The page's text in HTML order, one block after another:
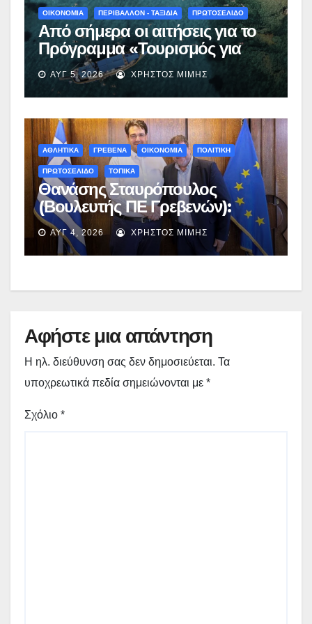
ΟΙΚΟΝΟΜΙΑ ΠΕΡΙΒΑΛΛΟΝ - ΤΑΞΙΔΙΑ ΠΡΩΤΟΣΕΛΙΔΟ
Από σήμερα οι αιτήσεις για το
Πρόγραμμα «Τουρισμός για
Όλους 2026-2027» – Πότε λήγει
η προσθεσμία
ΑΥΓ 5, 2026 ΧΡΉΣΤΟΣ ΜΊΜΗΣ
ΑΘΛΗΤΙΚΑ ΓΡΕΒΕΝΑ ΟΙΚΟΝΟΜΙΑ ΠΟΛΙΤΙΚΗ
ΠΡΩΤΟΣΕΛΙΔΟ ΤΟΠΙΚΑ
Θανάσης Σταυρόπουλος
(Βουλευτής ΠΕ Γρεβενών):
Έκτακτη χρηματοδότηση
400.000€ για επιπλέον
εργασίες στο Δημοτικό Στάδιο
ΑΥΓ 4, 2026 ΧΡΉΣΤΟΣ ΜΊΜΗΣ
Αφήστε μια απάντηση
Η ηλ. διεύθυνση σας δεν δημοσιεύεται. Τα
υποχρεωτικά πεδία σημειώνονται με *
Σχόλιο *